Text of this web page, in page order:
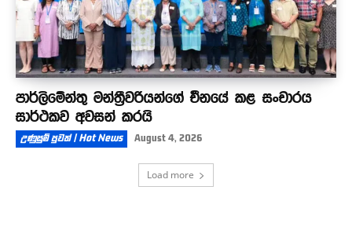
පාර්ලිමේන්තු මන්ත්‍රීවරියන්ගේ චීනයේ කළ සංචාරය
සාර්ථකව අවසන් කරයි
උණුසුම් පුවත් | Hot News August 4, 2026
Load more